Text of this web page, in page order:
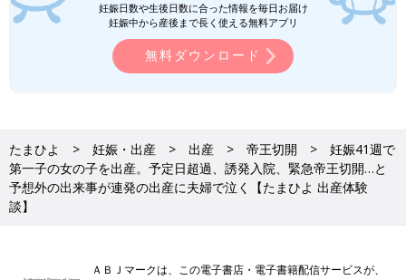
妊娠日数や生後日数に合った情報を毎日お届け
妊娠中から産後まで長く使える無料アプリ
無料ダウンロード
たまひよ 妊娠・出産 出産 帝王切開
妊娠41週で
第一子の女の子を出産。予定日超過、誘発入院、緊急帝王切開…と
予想外の出来事が連発の出産に夫婦で泣く【たまひよ 出産体験
談】
ＡＢＪマークは、この電子書店・電子書籍配信サービスが、